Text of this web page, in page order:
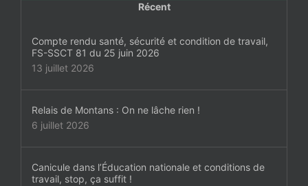
Récent
Compte rendu santé, sécurité et condition de travail,
FS-SSCT 81 du 25 juin 2026
13 juillet 2026
Relais de Montans : On ne lâche rien !
6 juillet 2026
Canicule dans l’Éducation nationale et conditions de
travail, stop, ça suffit !